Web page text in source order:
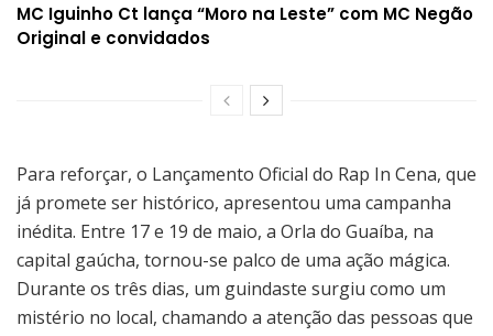
MC Iguinho Ct lança “Moro na Leste” com MC Negão
Original e convidados
Para reforçar, o Lançamento Oficial do Rap In Cena, que
já promete ser histórico, apresentou uma campanha
inédita. Entre 17 e 19 de maio, a Orla do Guaíba, na
capital gaúcha, tornou-se palco de uma ação mágica.
Durante os três dias, um guindaste surgiu como um
mistério no local, chamando a atenção das pessoas que